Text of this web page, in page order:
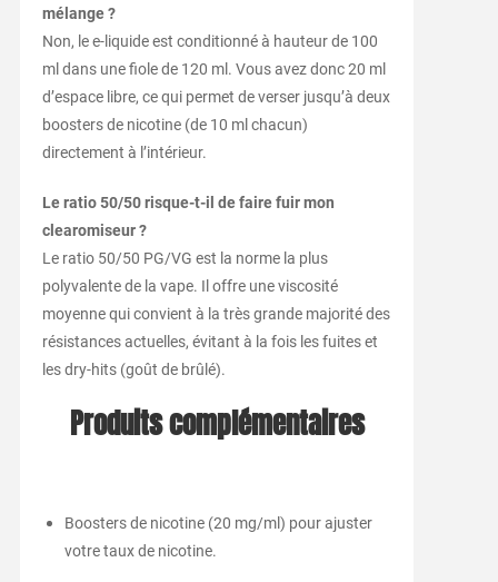
mélange ?
Non, le e-liquide est conditionné à hauteur de 100
ml dans une fiole de 120 ml. Vous avez donc 20 ml
d’espace libre, ce qui permet de verser jusqu’à deux
boosters de nicotine (de 10 ml chacun)
directement à l’intérieur.
Le ratio 50/50 risque-t-il de faire fuir mon
clearomiseur ?
Le ratio 50/50 PG/VG est la norme la plus
polyvalente de la vape. Il offre une viscosité
moyenne qui convient à la très grande majorité des
résistances actuelles, évitant à la fois les fuites et
les dry-hits (goût de brûlé).
Produits complémentaires
Boosters de nicotine (20 mg/ml) pour ajuster
votre taux de nicotine.